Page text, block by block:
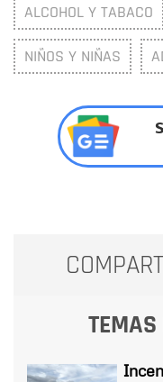
ALCOHOL Y TABACO
NIÑOS Y NIÑAS
TEMAS